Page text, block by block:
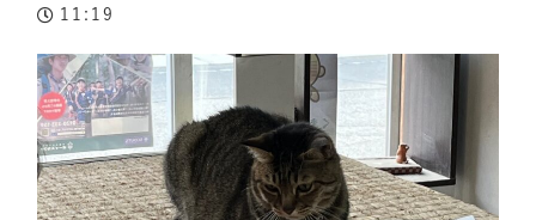
11:19